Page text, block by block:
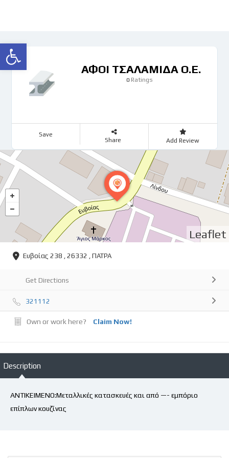
Ανοίξτε τη γραμμή εργαλείων
ΑΦΟΙ ΤΣΑΛΑΜΙΔΑ Ο.Ε.
0Ratings
Save
Share Add Review
Leaflet
Ευβοίας 238 , 26332 , ΠΑΤΡΑ
Get Directions
321112
Own or work here? Claim Now!
Description
ΑΝΤΙΚΕΙΜΕΝΟ:Μεταλλικές κατασκευές και από —- εμπόριο
επίπλων κουζίνας